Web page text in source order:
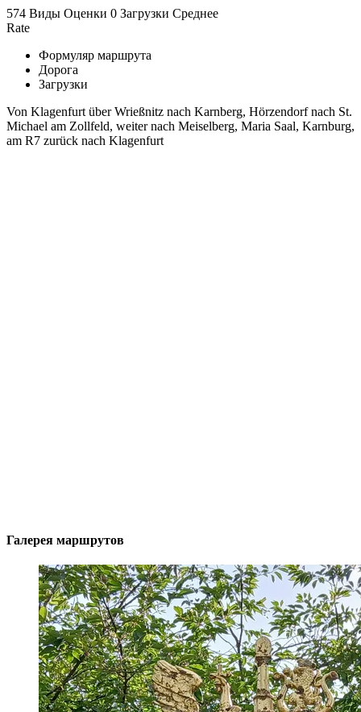
574 Виды Оценки 0 Загрузки Среднее
Rate
Формуляр маршрута
Дорога
Загрузки
Von Klagenfurt über Wrießnitz nach Karnberg, Hörzendorf nach St.
Michael am Zollfeld, weiter nach Meiselberg, Maria Saal, Karnburg,
am R7 zurück nach Klagenfurt
Галерея маршрутов